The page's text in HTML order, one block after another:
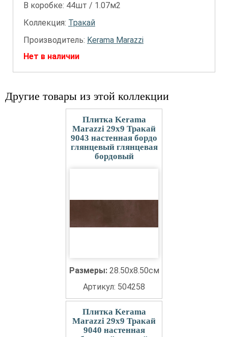
В коробке: 44шт / 1.07м2
Коллекция: Тракай
Производитель: Kerama Marazzi
Нет в наличии
Другие товары из этой коллекции
Плитка Kerama
Marazzi 29x9 Тракай
9043 настенная бордо
глянцевый глянцевая
бордовый
Размеры: 28.50x8.50см
Артикул: 504258
Плитка Kerama
Marazzi 29x9 Тракай
9040 настенная